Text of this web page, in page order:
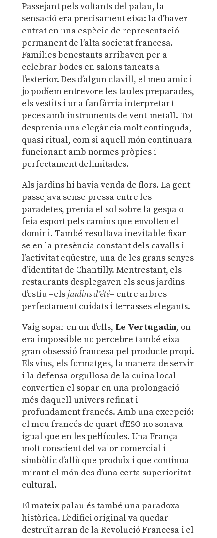
Passejant pels voltants del palau, la
sensació era precisament eixa: la d’haver
entrat en una espècie de representació
permanent de l’alta societat francesa.
Famílies benestants arribaven per a
celebrar bodes en salons tancats a
l’exterior. Des d’algun clavill, el meu amic i
jo podíem entrevore les taules preparades,
els vestits i una fanfàrria interpretant
peces amb instruments de vent-metall. Tot
desprenia una elegància molt continguda,
quasi ritual, com si aquell món continuara
funcionant amb normes pròpies i
perfectament delimitades.
Als jardins hi havia venda de flors. La gent
passejava sense pressa entre les
paradetes, prenia el sol sobre la gespa o
feia esport pels camins que envolten el
domini. També resultava inevitable fixar-
se en la presència constant dels cavalls i
l’activitat eqüestre, una de les grans senyes
d’identitat de Chantilly. Mentrestant, els
restaurants desplegaven els seus jardins
d’estiu –els jardins d’été– entre arbres
perfectament cuidats i terrasses elegants.
Vaig sopar en un d’ells, Le Vertugadin, on
era impossible no percebre també eixa
gran obsessió francesa pel producte propi.
Els vins, els formatges, la manera de servir
i la defensa orgullosa de la cuina local
convertien el sopar en una prolongació
més d’aquell univers refinat i
profundament francés. Amb una excepció:
el meu francés de quart d’ESO no sonava
igual que en les pel·lícules. Una França
molt conscient del valor comercial i
simbòlic d’allò que produïx i que continua
mirant el món des d’una certa superioritat
cultural.
El mateix palau és també una paradoxa
històrica. L’edifici original va quedar
destruït arran de la Revolució Francesa i el